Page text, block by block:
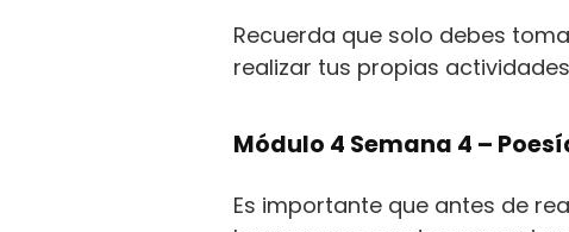
Recuerda que solo debes
realizar tus propias
Módulo 4 Semana 4 –
Es importante que antes de